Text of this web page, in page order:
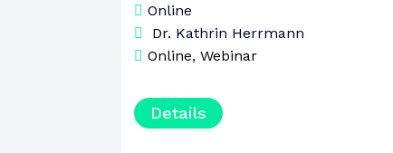
Online
Dr. Kathrin Herrmann
Online,Webinar
Details